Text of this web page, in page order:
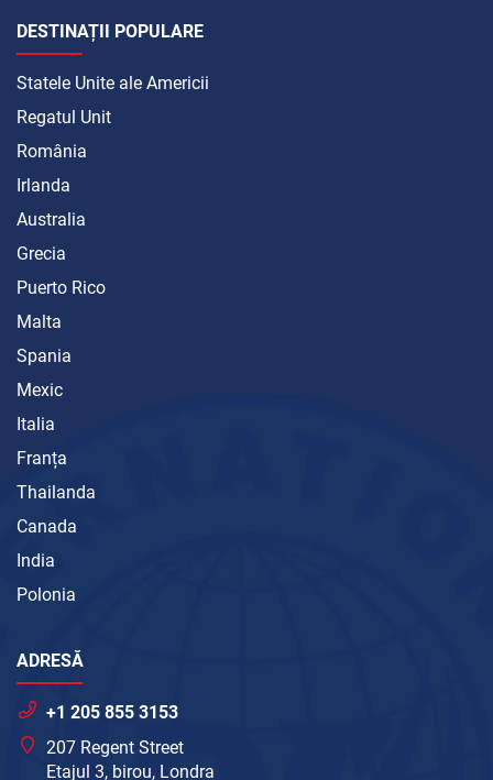
DESTINAȚII POPULARE
Statele Unite ale Americii
Regatul Unit
România
Irlanda
Australia
Grecia
Puerto Rico
Malta
Spania
Mexic
Italia
Franța
Thailanda
Canada
India
Polonia
ADRESĂ
+1 205 855 3153
207 Regent Street
Etajul 3, birou, Londra